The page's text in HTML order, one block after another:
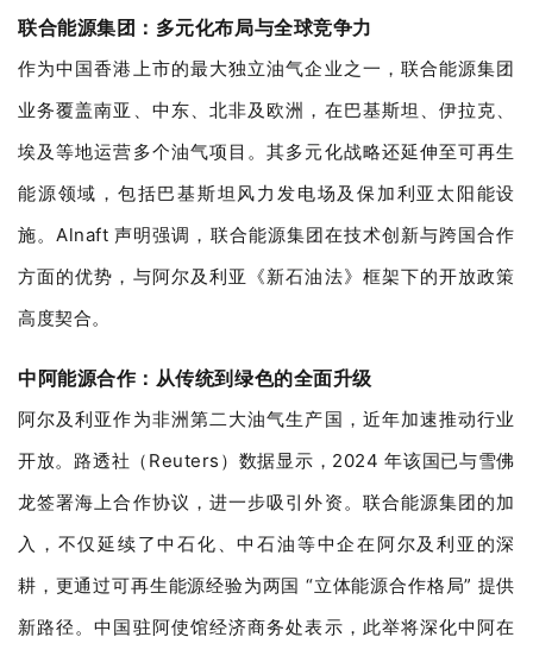
联合能源集团：多元化布局与全球竞争力
作为中国香港上市的最大独立油气企业之一，联合能源集团
业务覆盖南亚、中东、北非及欧洲，在巴基斯坦、伊拉克、
埃及等地运营多个油气项目。其多元化战略还延伸至可再生
能源领域，包括巴基斯坦风力发电场及保加利亚太阳能设
施。Alnaft 声明强调，联合能源集团在技术创新与跨国合作
方面的优势，与阿尔及利亚《新石油法》框架下的开放政策
高度契合。
中阿能源合作：从传统到绿色的全面升级
阿尔及利亚作为非洲第二大油气生产国，近年加速推动行业
开放。路透社（Reuters）数据显示，2024 年该国已与雪佛
龙签署海上合作协议，进一步吸引外资。联合能源集团的加
入，不仅延续了中石化、中石油等中企在阿尔及利亚的深
耕，更通过可再生能源经验为两国 “立体能源合作格局” 提供
新路径。中国驻阿使馆经济商务处表示，此举将深化中阿在